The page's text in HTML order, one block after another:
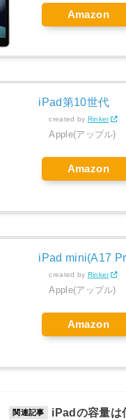
Amazon
iPad第10世代
created by Rinker
Apple(アップル)
Amazon
iPad mini(A17
created by Rinker
Apple(アップル)
Amazon
関連記事
iPadの容量は